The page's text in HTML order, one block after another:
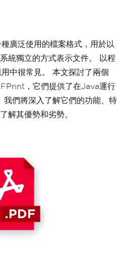
廣泛使用的檔案格式，用於以
統獨立的方式表示文件。 以程
中很常見。 本文探討了兩個
，它們提供了在Java運行
們將深入了解它們的功能、特
解其優勢和劣勢。